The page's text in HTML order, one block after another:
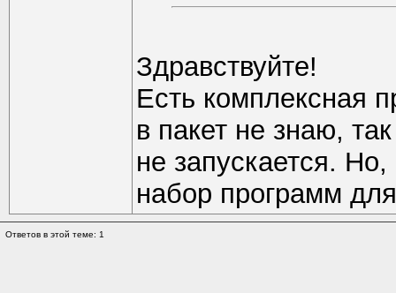
Здравствуйте!
Есть комплексная
в пакет не знаю,
не запускается.
набор программ
Ответов в этой теме: 1